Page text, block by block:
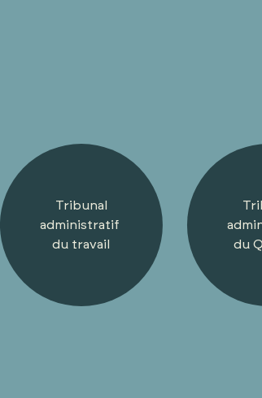
Tribunal
administratif
du travail
du